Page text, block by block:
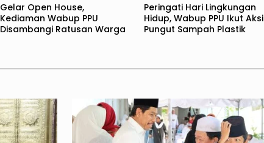
Gelar Open House,
Kediaman Wabup PPU
Disambangi Ratusan Warga
Peringati Hari Lingkungan
Hidup, Wabup PPU Ikut Aksi
Pungut Sampah Plastik